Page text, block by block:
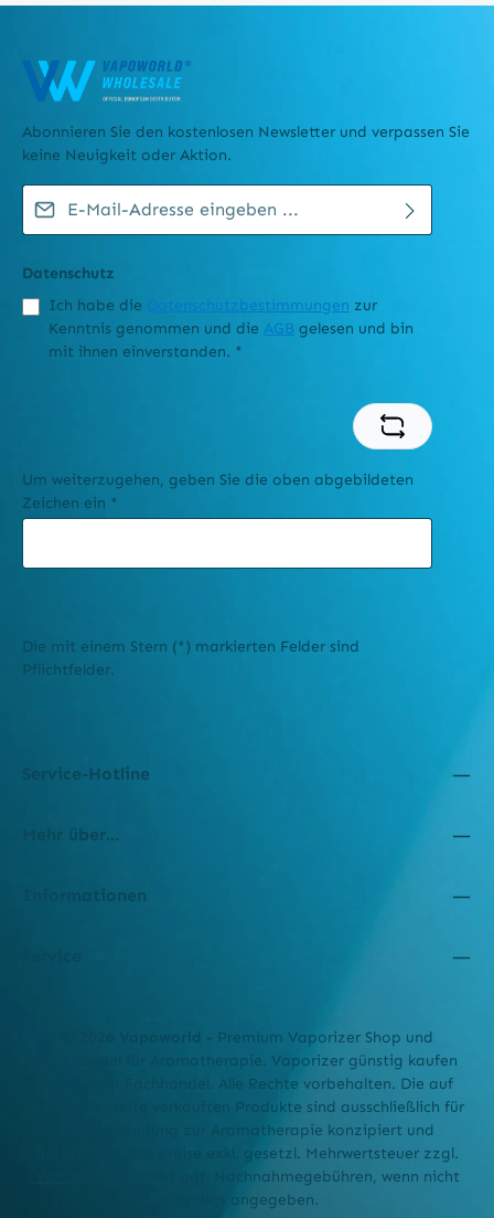
Abonnieren Sie den kostenlosen Newsletter und verpassen Sie
keine Neuigkeit oder Aktion.
Datenschutz
Ich habe die Datenschutzbestimmungen zur
Kenntnis genommen und die AGB gelesen und bin
mit ihnen einverstanden. *
Um weiterzugehen, geben Sie die oben abgebildeten
Zeichen ein *
Die mit einem Stern (*) markierten Felder sind
Pflichtfelder.
Service-Hotline
Mehr über...
Informationen
© 2026 Vapoworld - Premium Vaporizer Shop und
Fachhandel für Aromatherapie. Vaporizer günstig kaufen
direkt vom Fachhandel. Alle Rechte vorbehalten. Die auf
dieser Webseite verkauften Produkte sind ausschließlich für
die Verwendung zur Aromatherapie konzipiert und
bestimmt. * Alle Preise exkl. gesetzl. Mehrwertsteuer zzgl.
und ggf. Nachnahmegebühren, wenn nicht
anders angegeben.